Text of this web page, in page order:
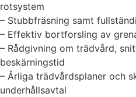
rotsystem
– Stubbfräsning samt
– Effektiv bortforsling av
– Rådgivning om trädvård,
beskärningstid
– Årliga trädvårdsplaner och
underhållsavtal